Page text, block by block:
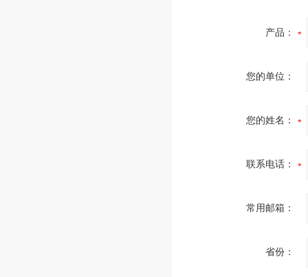
产品：
您的单位：
您的姓名：
联系电话：
常用邮箱：
省份：